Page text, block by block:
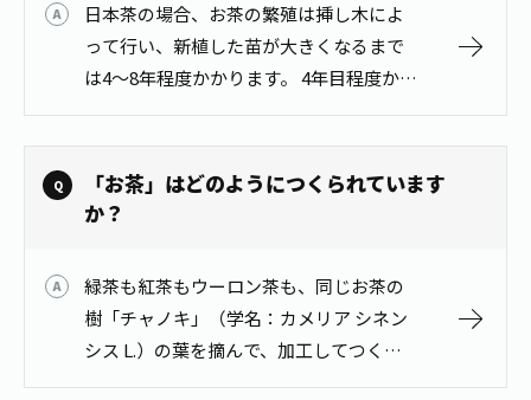
日本茶の場合、お茶の繁殖は挿し木によ
って行い、新植した苗が大きくなるまで
は4～8年程度かかります。 4年目程度から
摘採可能となりますが、お茶の収量・品
質が安定化するのは5～8年目くらいから
です。 詳しくは、お茶百科「お茶…
「お茶」はどのようにつくられています
か？
緑茶も紅茶もウーロン茶も、同じお茶の
樹「チャノキ」（学名：カメリア シネン
シス L.）の葉を摘んで、加工してつくら
れています。 茶葉は、摘採した時点から